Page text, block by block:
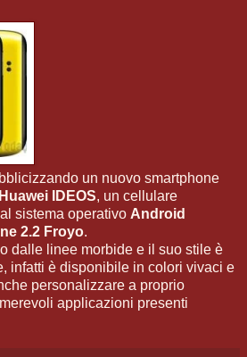
un nuovo smartphone
Huawei IDEOS, un cellulare
sistema operativo Android
2.2 Froyo.
dalle linee morbide e il suo stile è
infatti è disponibile in colori vivaci e
personalizzare a proprio
applicazioni presenti